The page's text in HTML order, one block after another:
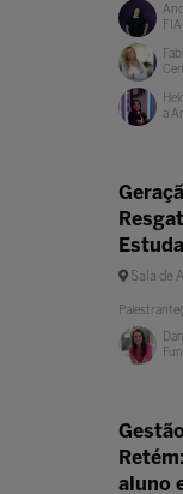
a
Sala de
aluno